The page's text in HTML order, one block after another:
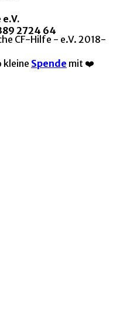
2724 64
CF-Hilfe - e.V. 2018-
kleine Spende mit ❤️